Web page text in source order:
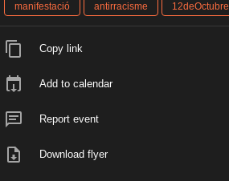
manifestació antirracisme 12deOctubre
Copy link
Add to calendar
Report event
Download flyer